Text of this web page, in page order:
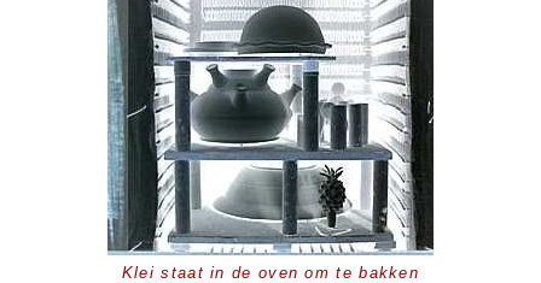
Klei staat in de oven om te bakken